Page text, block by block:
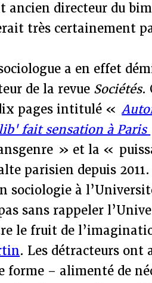
ancien directeur du
très certainement
a en effet
de la revue Sociétés.
pages intitulé «
fait sensation à Paris
» et la «
parisien depuis
sociologie à
sans rappeler
le fruit de
. Les détracteurs ont
forme – alimenté de